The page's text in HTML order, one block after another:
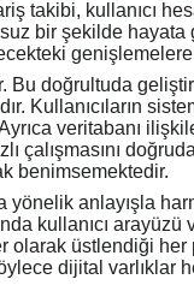
takibi, kullanıcı
bir şekilde
genişlemelere
Bu doğrultuda
Kullanıcıların
veritabanı
çalışmasını
benimsemektedir.
anlayışla
kullanıcı
üstlendiği her
dijital varlıklar